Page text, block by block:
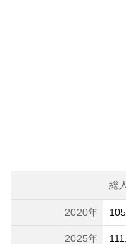
総
2020年
2025年